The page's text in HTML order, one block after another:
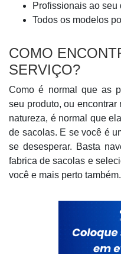
Profissionais ao seu
Todos os modelos
COMO
SERVIÇO?
Como é normal que as
seu produto, ou
natureza, é normal que
de sacolas. E se você é
se desesperar. Basta
fabrica de sacolas e
você e mais perto também.